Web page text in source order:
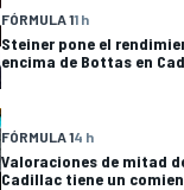
FÓRMULA 11 h
Steiner pone el
encima de Bottas en
FÓRMULA 14 h
Valoraciones de mitad
Cadillac tiene un